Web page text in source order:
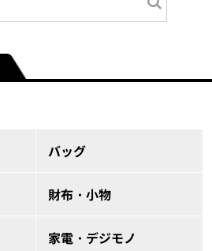
バッグ
財布・小物
家電・デジモノ